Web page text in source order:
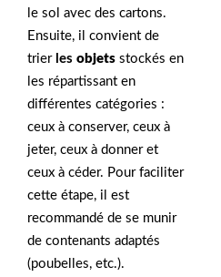
le sol avec des cartons.
Ensuite, il convient de
trier les objets stockés en
les répartissant en
différentes catégories :
ceux à conserver, ceux à
jeter, ceux à donner et
ceux à céder. Pour faciliter
cette étape, il est
recommandé de se munir
de contenants adaptés
(poubelles, etc.).